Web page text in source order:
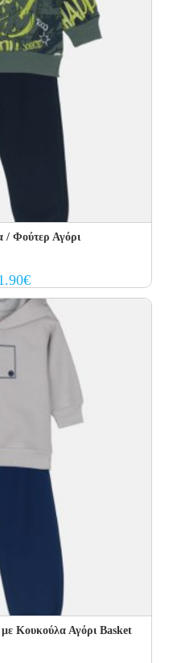
/ Φούτερ Αγόρι
€Current
price
is:
11.90€.
Κουκούλα Αγόρι Basket